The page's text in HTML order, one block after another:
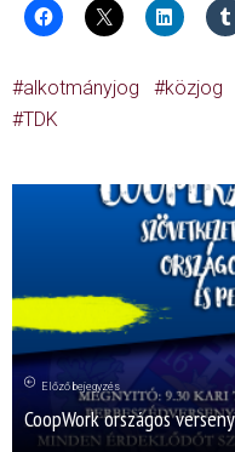
alkotmányjog közjog
TDK
Előző bejegyzés
CoopWork országos